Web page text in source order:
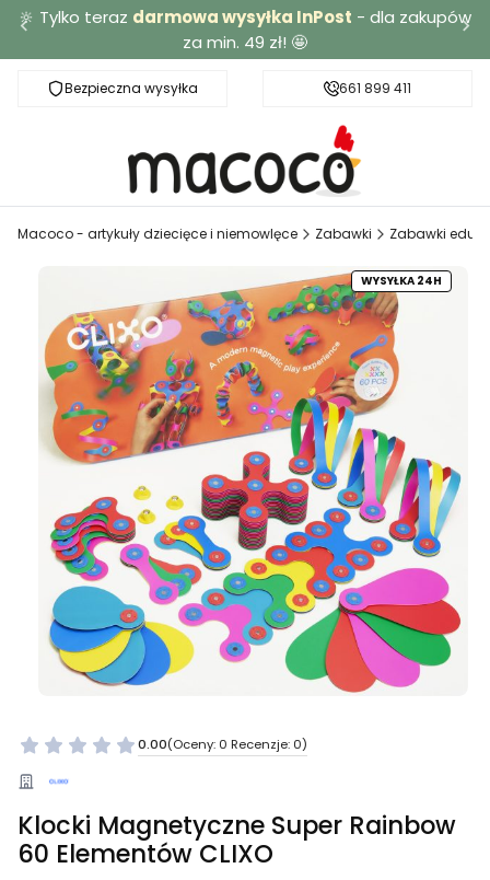
🔆 Tylko teraz darmowa wysyłka InPost - dla zakupów
za min. 49 zł! 🤩
Bezpieczna wysyłka Darmowa dostawa od 49 zł
661 899 411
Macoco - artykuły dziecięce i niemowlęce Zabawki Zabawki
WYSYŁKA 24H
0.00(Oceny: 0 Recenzje: 0)
Klocki Magnetyczne Super Rainbow
60 Elementów CLIXO